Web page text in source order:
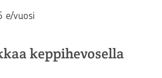
e/vuosi
keppihevosella